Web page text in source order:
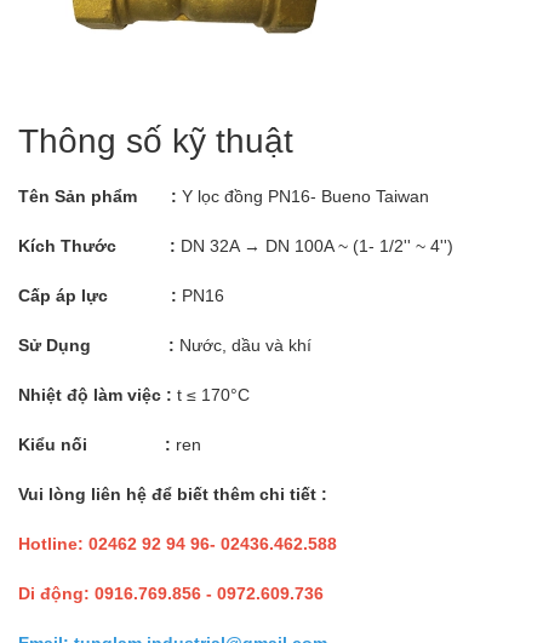
Thông số kỹ thuật
Tên Sản phẩm : Y lọc đồng PN16- Bueno Taiwan
Kích Thước : DN 32A → DN 100A ~ (1- 1/2'' ~ 4'')
Cấp áp lực : PN16
Sử Dụng : Nước, dầu và khí
Nhiệt độ làm việc : t ≤ 170°C
Kiểu nối : ren
Vui lòng liên hệ để biết thêm chi tiết :
Hotline: 02462 92 94 96- 02436.462.588
Di động: 0916.769.856 - 0972.609.736